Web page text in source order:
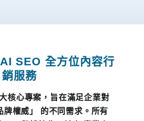
SEO 全方位內容行
銷服務
核心專案，旨在滿足企業對
牌權威」 的不同需求。所有